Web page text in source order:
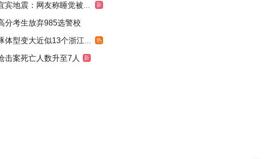
地震：网友称睡觉被摇醒 新
分考生放弃985选警校
型变大近似13个浙江面积 热
击案死亡人数升至7人 新